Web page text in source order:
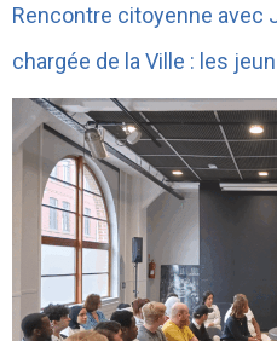
Rencontre citoyenne avec
chargée de la Ville : les